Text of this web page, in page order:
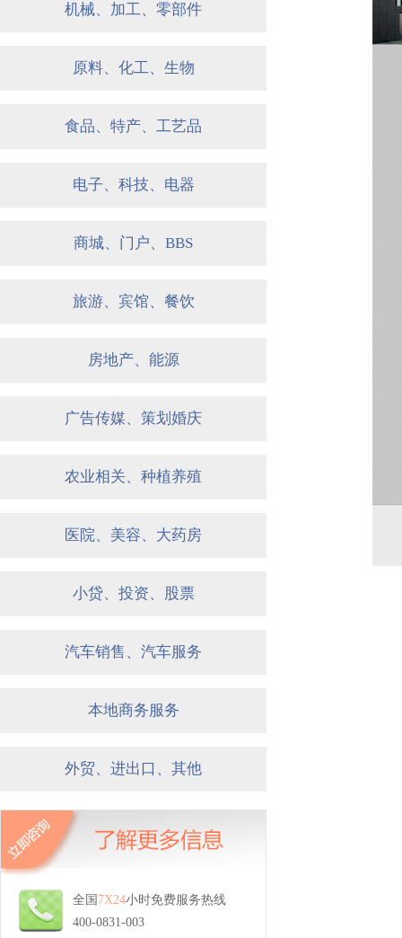
机械、加工、零部件
原料、化工、生物
食品、特产、工艺品
电子、科技、电器
商城、门户、BBS
旅游、宾馆、餐饮
房地产、能源
广告传媒、策划婚庆
农业相关、种植养殖
医院、美容、大药房
小贷、投资、股票
汽车销售、汽车服务
本地商务服务
外贸、进出口、其他
全国 7X24小时免费服务热线
400-0831-003